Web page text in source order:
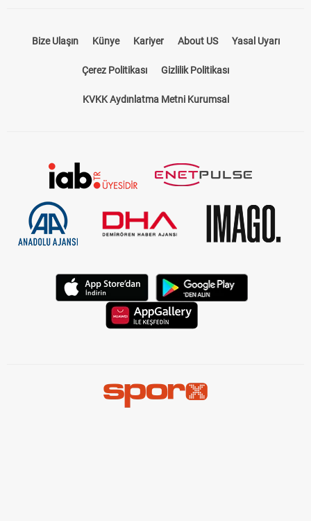
Bize Ulaşın Künye Kariyer About US Yasal Uyarı
Çerez Politikası Gizlilik Politikası
KVKK Aydınlatma Metni Kurumsal